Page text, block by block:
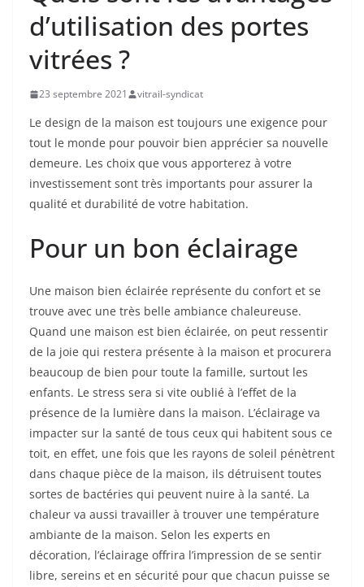
d’utilisation des portes
vitrées ?
23 septembre 2021 vitrail-syndicat
Le design de la maison est toujours une exigence pour
tout le monde pour pouvoir bien apprécier sa nouvelle
demeure. Les choix que vous apporterez à votre
investissement sont très importants pour assurer la
qualité et durabilité de votre habitation.
Pour un bon éclairage
Une maison bien éclairée représente du confort et se
trouve avec une très belle ambiance chaleureuse.
Quand une maison est bien éclairée, on peut ressentir
de la joie qui restera présente à la maison et procurera
beaucoup de bien pour toute la famille, surtout les
enfants. Le stress sera si vite oublié à l’effet de la
présence de la lumière dans la maison. L’éclairage va
impacter sur la santé de tous ceux qui habitent sous ce
toit, en effet, une fois que les rayons de soleil pénètrent
dans chaque pièce de la maison, ils détruisent toutes
sortes de bactéries qui peuvent nuire à la santé. La
chaleur va aussi travailler à trouver une température
ambiante de la maison. Selon les experts en
décoration, l’éclairage offrira l’impression de se sentir
libre, sereins et en sécurité pour que chacun puisse se